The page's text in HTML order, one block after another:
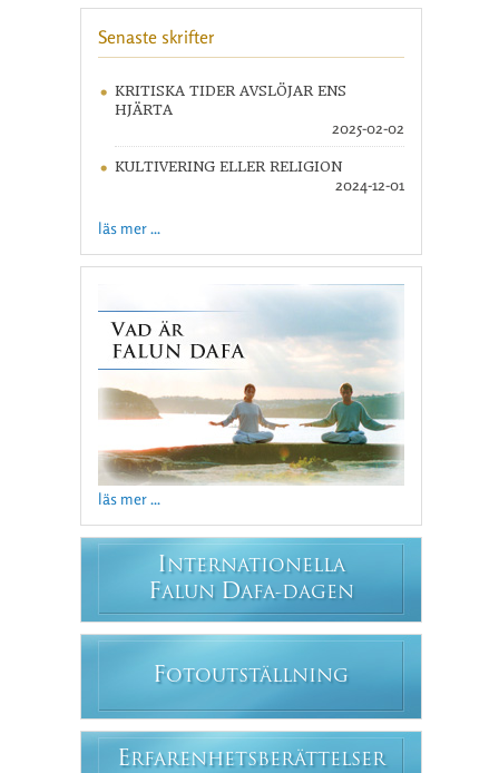
Senaste skrifter
KRITISKA TIDER AVSLÖJAR ENS
HJÄRTA
2025-02-02
KULTIVERING ELLER RELIGION
2024-12-01
läs mer ...
läs mer ...
INTERNATIONELLA
FALUN DAFA-DAGEN
FOTOUTSTÄLLNING
ERFARENHETSBERÄTTELSER